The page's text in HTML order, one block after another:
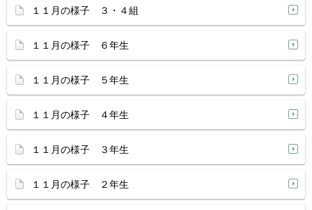
１１月の様子 ３・４組
１１月の様子 ６年生
１１月の様子 ５年生
１１月の様子 ４年生
１１月の様子 ３年生
１１月の様子 ２年生